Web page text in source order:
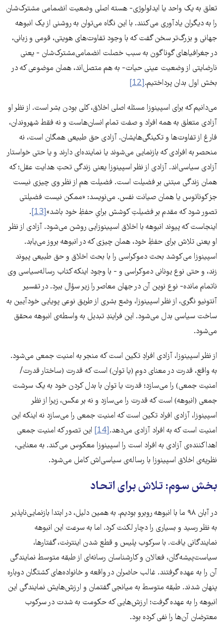
تعلق به یک واحد یا ایدئولوژی- هسته اصلی وضعیت انضمامی مشترک‌شان
را به دیگران یادآوری می‌کنند. با این نگاه می‌توان به روشنی از یک انبوهه
جهانی و بزرگ‌تر سخن گفت که با وجود تفاوت‌های هویتی، قومی و زبانی،
در جغرافیاهای گوناگون به سبب خصلت انضمامی‌مشترک‌شان - یعنی
نارضایتی از وضعیت عینی حیات- به هم متصل‌اند، همان موضوعی که در
بخش اول بدان پرداختیم.[12]
می‌دانیم که برای اسپینوزا مسئله اصلی اخلاق، کلی بودن بشر است. از نظر او
آزادی متعلق به همه افراد و صفت تمام انسان‌هاست و نه فقط شهروندان،
فارغ از تفاوت‌ها و تکینگی‌هایشان. آزادی حق طبیعی همگان است، نه
منحصر به افرادی که بازنمایی می‌شوند یا نماینده‌ای دارند و یا حتی خواستار
آزادی سیاسی‌اند. آزادی از نظر اسپینوزا یعنی زندگی تحتِ هدایت عقل؛ که
همان زندگی مبتنی بر فضیلت است. فضیلت هم از نظر وی چیزی نیست
جز کوناتوس یا همان صیانت نفس. می‌نویسد: «ممکن نیست فضیلتی
تصور شود که مقدم بر فضیلتِ کوشش برایِ حفظِ خود باشد»[13]
.
اینجاست که پیوند انبوهه با اخلاق اسپینوزایی روشن می‌شود. آزادی از نظر
او یعنی تلاش برای حفظِ خود، همان چیزی که در انبوهه بروز می‌یابد.
اسپینوزا می‌کوشد بحث دموکراسی را با بحث اخلاق و حق طبیعی پیوند
زند، و حتی نوع یونانی دموکراسی و - با وجود اینکه کتاب رساله‌سیاسی وی
ناتمام مانده- نوع نوین آن در جهان معاصر را زیر سؤال ببرد. در تفسیر
آنتونیو نگری، از نظر اسپینوزا، وضع بشری از طریق نوعی پویایی خودآیین به
ساخت سیاسی بدل می‌شود. این فرایندِ تبدیل به واسطه‌ی انبوهه محقق
می‌شود.
از نظر اسپینوزا، آزادی افرادِ تکین است که منجر به امنیت جمعی می‌شود.
به واقع، قدرت در معنای دوم (یا توان) است که قدرت (ساختار قدرت/
امنیت جمعی) را می‌سازد؛ قدرت یا توان با بدل کردن خود به یک سرشت
جمعی (انبوهه) است که قدرت را می‌سازد و نه بر عکس، زیرا از نظر
اسپینوزا، آزادی افراد تکین است که امنیت جمعی را می‌سازد نه اینکه این
امنیت است که به افراد آزادی می‌دهد.[14]
این تصور که امنیت جمعی‌
اهداکننده‌ی آزادی به افراد است را اسپینوزا معکوس می‌کند. به معنایی،
نظریه‌ی اخلاق اسپینوزا با رساله‌ی سیاسی‌اش کامل می‌شود.
بخش سوم: تلاش برای اتحاد
در آبان ۹۸ ما با انبوهه روبرو بودیم. به همین دلیل، در ابتدا بازنمایی‌ناپذیر
به نظر رسید و بسیاری را دچار لکنت کرد. اما به سرعت این انبوهه
نمایندگانی یافت. با سرکوب پلیس و قطع شدن اینترنت، گفتارها،
سیاست‌پیشه‌گان، فعالان و کارشناسان رسانه‌ای از طبقه متوسط نمایندگی
آن را به عهده گرفتند. غالب حاضران در واقعه و خانواده‌های کشتگان دوباره
پنهان شدند. طبقه متوسط به میانجی گفتمان و ارزش‌هایش نمایندگی این
انبوهه را به عهده گرفت؛ ارزش‌هایی که حکومت به شدت در سرکوب
معترضان آن‌ها را نفی کرده بود.